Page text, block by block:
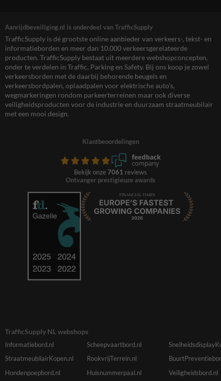
Aanrijdbeveiliging.nl is onderdeel van TrafficSupply
TrafficSupply is dé grootste online aanbieder van verkeers-, tekst- en
informatieborden en meer dan 10.000 verkeersgerelateerde
producten. TrafficSupply bestaat uit meerdere webshopconcepten,
onder te verdelen in Traffic, Parking en Safety. Bij ons koop je zowel
verkeersborden met de daarbij behorende beugels en
verkeersbordpalen, oplaadpalen voor elektrische auto’s,
wegmarkeringen rondom parkeerterreinen maar ook diverse
veiligheidsproducten voor de industrie en duurzaam straatmeubilair
met een mooi design.
Klantbeoordelingen
Bekijk onze 7061 reviews
Ontvanger prestigieuze awards
TrafficSupply NL webshops
Informatiebord.nl Scheepvaartbord.nl
StraatmeubilairKopen.nl
RookvrijTerrein.nl
Hondenpoepbord.nl
Huisnummerpaal.nl Veiligheidsbord.nl